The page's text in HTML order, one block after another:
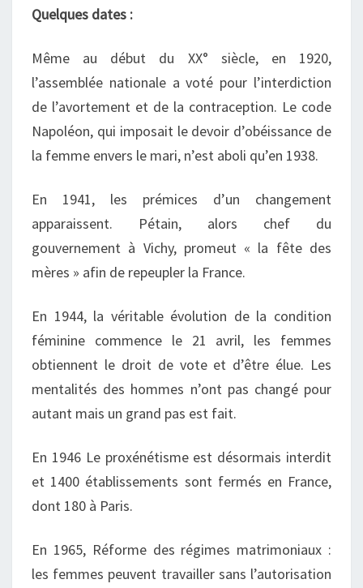
Quelques dates :
Même au début du XX° siècle, en 1920,
l’assemblée nationale a voté pour l’interdiction
de l’avortement et de la contraception. Le code
Napoléon, qui imposait le devoir d’obéissance de
la femme envers le mari, n’est aboli qu’en 1938.
En 1941, les prémices d’un changement
apparaissent. Pétain, alors chef du
gouvernement à Vichy, promeut « la fête des
mères » afin de repeupler la France.
En 1944, la véritable évolution de la condition
féminine commence le 21 avril, les femmes
obtiennent le droit de vote et d’être élue. Les
mentalités des hommes n’ont pas changé pour
autant mais un grand pas est fait.
En 1946 Le proxénétisme est désormais interdit
et 1400 établissements sont fermés en France,
dont 180 à Paris.
En 1965, Réforme des régimes matrimoniaux :
les femmes peuvent travailler sans l’autorisation